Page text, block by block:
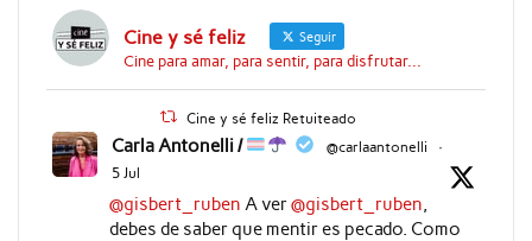
Cine y sé feliz Seguir
Cine para amar, para sentir, para disfrutar...
Cine y sé feliz Retuiteado
Carla Antonelli / @carlaantonelli
·
5 Jul
@gisbert_ruben A ver@gisbert_ruben
debes de saber que mentir es pecado. Como